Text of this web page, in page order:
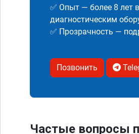
✅ Опыт — более 8 лет
диагностическим
✅ Прозрачность —
Позвонить
Частые вопросы